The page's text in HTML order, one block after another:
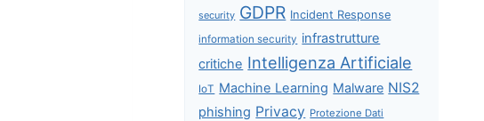
security GDPR Incident Response
information security infrastrutture
critiche Intelligenza Artificiale
IoT Machine Learning Malware NIS2
phishing Privacy Protezione Dati